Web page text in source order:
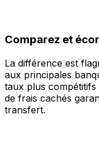
Comparez et
La différence est
aux principales
taux plus
de frais cachés
transfert.